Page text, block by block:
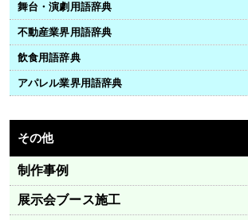
舞台・演劇用語辞典
不動産業界用語辞典
飲食用語辞典
アパレル業界用語辞典
その他
制作事例
展示会ブース施工